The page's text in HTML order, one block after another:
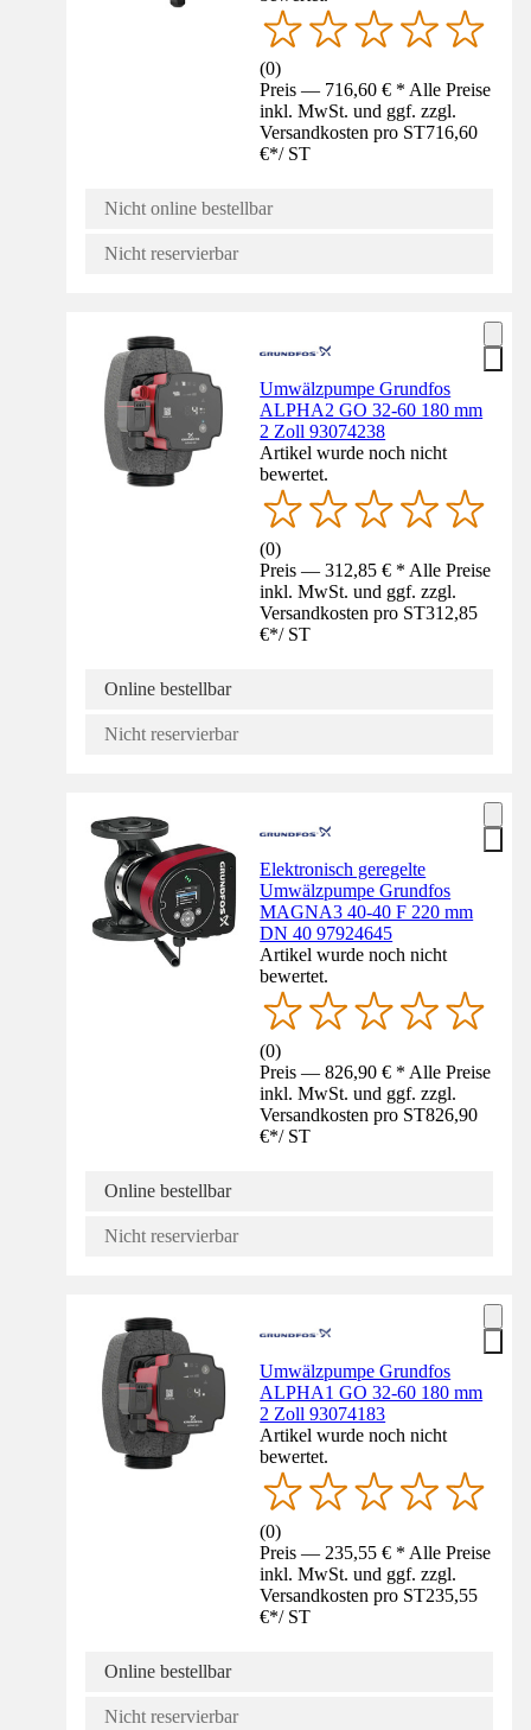
(0)
Preis — 716,60 € * Alle Preise
inkl. MwSt. und ggf. zzgl.
Versandkosten pro ST716,60
€*/ ST
Nicht online bestellbar
Nicht reservierbar
Umwälzpumpe Grundfos
ALPHA2 GO 32-60 180 mm
2 Zoll 93074238
Artikel wurde noch nicht
bewertet.
(0)
Preis — 312,85 € * Alle Preise
inkl. MwSt. und ggf. zzgl.
Versandkosten pro ST312,85
€*/ ST
Online bestellbar
Nicht reservierbar
Elektronisch geregelte
Umwälzpumpe Grundfos
MAGNA3 40-40 F 220 mm
DN 40 97924645
Artikel wurde noch nicht
bewertet.
(0)
Preis — 826,90 € * Alle Preise
inkl. MwSt. und ggf. zzgl.
Versandkosten pro ST826,90
€*/ ST
Online bestellbar
Nicht reservierbar
Umwälzpumpe Grundfos
ALPHA1 GO 32-60 180 mm
2 Zoll 93074183
Artikel wurde noch nicht
bewertet.
(0)
Preis — 235,55 € * Alle Preise
inkl. MwSt. und ggf. zzgl.
Versandkosten pro ST235,55
€*/ ST
Online bestellbar
Nicht reservierbar